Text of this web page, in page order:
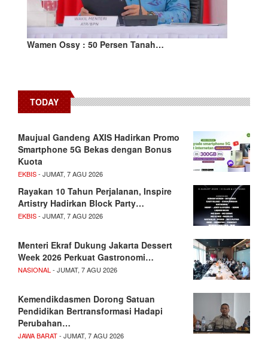
Wamen Ossy : 50 Persen Tanah…
TODAY
Maujual Gandeng AXIS Hadirkan Promo
Smartphone 5G Bekas dengan Bonus
Kuota
EKBIS- JUMAT, 7 AGU 2026
Rayakan 10 Tahun Perjalanan, Inspire
Artistry Hadirkan Block Party…
EKBIS- JUMAT, 7 AGU 2026
Menteri Ekraf Dukung Jakarta Dessert
Week 2026 Perkuat Gastronomi…
NASIONAL - JUMAT, 7 AGU 2026
Kemendikdasmen Dorong Satuan
Pendidikan Bertransformasi Hadapi
Perubahan…
JAWA BARAT- JUMAT, 7 AGU 2026